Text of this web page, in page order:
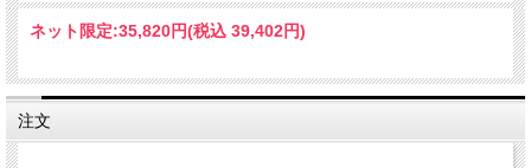
ネット限定:35,820円(税込 39,402円)
注文